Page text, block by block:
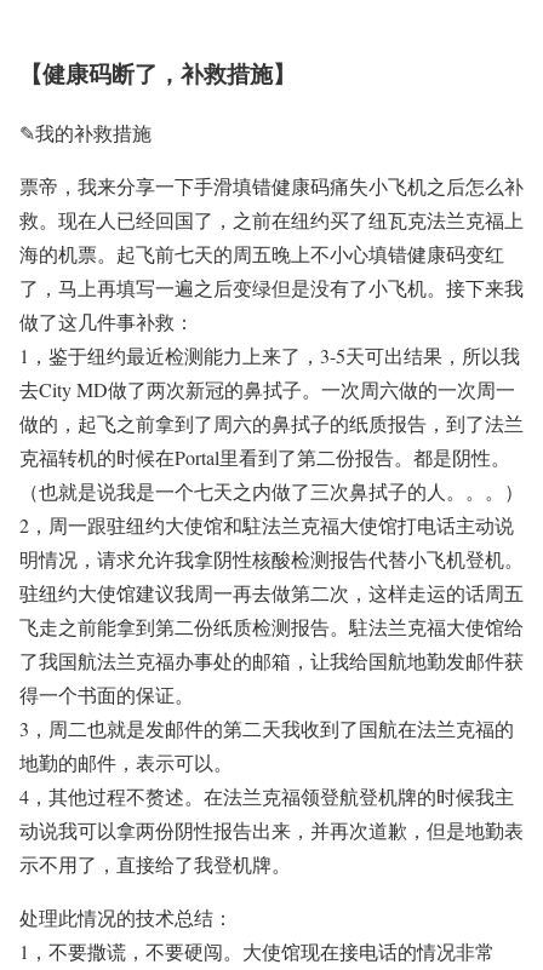
【健康码断了，补救措施】
✎我的补救措施
票帝，我来分享一下手滑填错健康码痛失小飞机之后怎么补
救。现在人已经回国了，之前在纽约买了纽瓦克法兰克福上
海的机票。起飞前七天的周五晚上不小心填错健康码变红
了，马上再填写一遍之后变绿但是没有了小飞机。接下来我
做了这几件事补救：
1，鉴于纽约最近检测能力上来了，3-5天可出结果，所以我
去City MD做了两次新冠的鼻拭子。一次周六做的一次周一
做的，起飞之前拿到了周六的鼻拭子的纸质报告，到了法兰
克福转机的时候在Portal里看到了第二份报告。都是阴性。
（也就是说我是一个七天之内做了三次鼻拭子的人。。。）
2，周一跟驻纽约大使馆和駐法兰克福大使馆打电话主动说
明情况，请求允许我拿阴性核酸检测报告代替小飞机登机。
驻纽约大使馆建议我周一再去做第二次，这样走运的话周五
飞走之前能拿到第二份纸质检测报告。駐法兰克福大使馆给
了我国航法兰克福办事处的邮箱，让我给国航地勤发邮件获
得一个书面的保证。
3，周二也就是发邮件的第二天我收到了国航在法兰克福的
地勤的邮件，表示可以。
4，其他过程不赘述。在法兰克福领登航登机牌的时候我主
动说我可以拿两份阴性报告出来，并再次道歉，但是地勤表
示不用了，直接给了我登机牌。
处理此情况的技术总结：
1，不要撒谎，不要硬闯。大使馆现在接电话的情况非常